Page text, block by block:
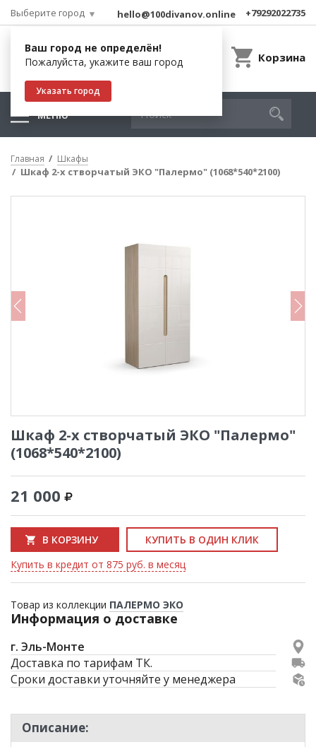
Выберите город
Ваш город не определён!
Пожалуйста, укажите ваш город
Указать город
hello@100divanov.online +79292022735
Корзина
МЕНЮ
Главная Шкафы
Шкаф 2-х створчатый ЭКО "Палермо" (1068*540*2100)
Шкаф 2-х створчатый ЭКО "Палермо"
(1068*540*2100)
21 000
В КОРЗИНУ
КУПИТЬ В ОДИН КЛИК
Купить в кредит от 875 руб. в месяц
Товар из коллекции ПАЛЕРМО ЭКО
Информация о доставке
г. Эль-Монте
Доставка по тарифам ТК.
Сроки доставки уточняйте у менеджера
Описание: